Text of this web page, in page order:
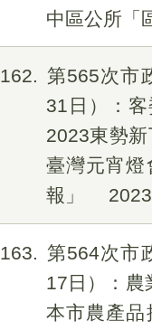
中區公所「
162
第565次市
31日）：
2023東勢
臺灣元宵燈
報」
163
第564次市
17日）：農
本市農產品